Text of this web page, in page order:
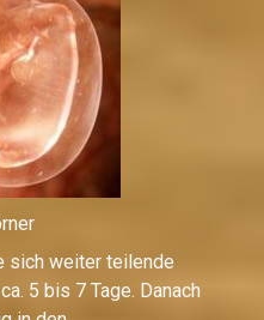
sich weiter teilende
5 bis 7 Tage. Danach